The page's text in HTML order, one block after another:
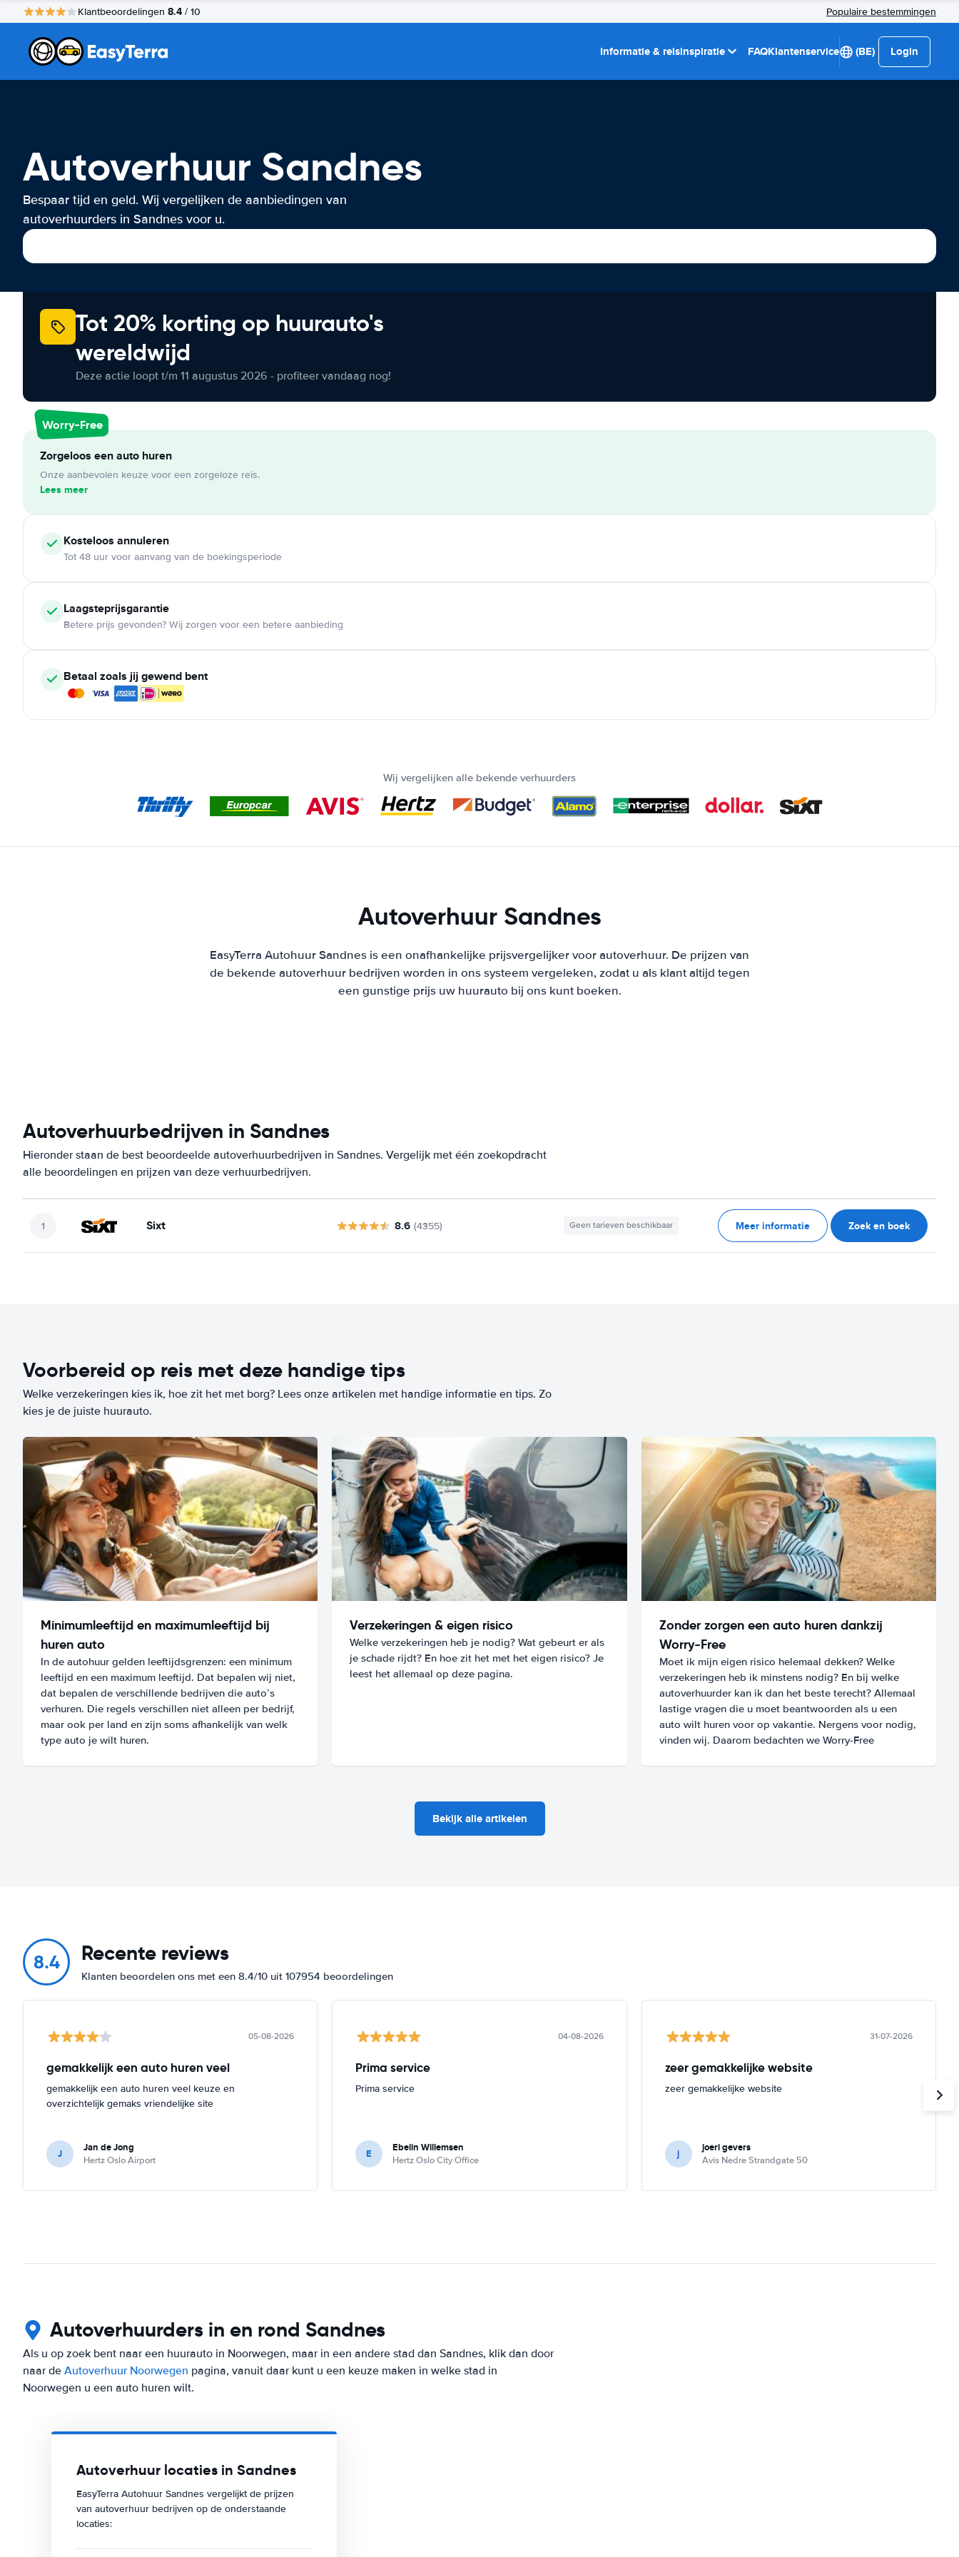
Klantbeoordelingen 8.4 / 10 Populaire bestemmingen
Informatie & reisinspiratie FAQKlantenservice (BE) Login
Autoverhuur Sandnes
Bespaar tijd en geld. Wij vergelijken de aanbiedingen van
autoverhuurders in Sandnes voor u.
Tot 20% korting op huurauto's
wereldwijd
Deze actie loopt t/m 11 augustus 2026 - profiteer vandaag nog!
Worry-Free
Zorgeloos een auto huren
Onze aanbevolen keuze voor een zorgeloze reis.
Lees meer
Kosteloos annuleren
Tot 48 uur voor aanvang van de boekingsperiode
Laagsteprijsgarantie
Betere prijs gevonden? Wij zorgen voor een betere aanbieding
Betaal zoals jij gewend bent
Wij vergelijken alle bekende verhuurders
Autoverhuur Sandnes
EasyTerra Autohuur Sandnes is een onafhankelijke prijsvergelijker voor autoverhuur. De prijzen van
de bekende autoverhuur bedrijven worden in ons systeem vergeleken, zodat u als klant altijd tegen
een gunstige prijs uw huurauto bij ons kunt boeken.
Autoverhuurbedrijven in Sandnes
Hieronder staan de best beoordeelde autoverhuurbedrijven in Sandnes. Vergelijk met één zoekopdracht
alle beoordelingen en prijzen van deze verhuurbedrijven.
Sixt 8.6 (4355) Geen tarieven beschikbaar Meer informatie Zoek en boek
Voorbereid op reis met deze handige tips
Welke verzekeringen kies ik, hoe zit het met borg? Lees onze artikelen met handige informatie en tips. Zo
kies je de juiste huurauto.
Minimumleeftijd en maximumleeftijd bij
huren auto
In de autohuur gelden leeftijdsgrenzen: een minimum
leeftijd en een maximum leeftijd. Dat bepalen wij niet,
dat bepalen de verschillende bedrijven die auto’s
verhuren. Die regels verschillen niet alleen per bedrijf,
maar ook per land en zijn soms afhankelijk van welk
type auto je wilt huren.
Verzekeringen & eigen risico
Welke verzekeringen heb je nodig? Wat gebeurt er als
je schade rijdt? En hoe zit het met het eigen risico? Je
leest het allemaal op deze pagina.
Zonder zorgen een auto huren dankzij
Worry-Free
Moet ik mijn eigen risico helemaal dekken? Welke
verzekeringen heb ik minstens nodig? En bij welke
autoverhuurder kan ik dan het beste terecht? Allemaal
lastige vragen die u moet beantwoorden als u een
auto wilt huren voor op vakantie. Nergens voor nodig,
vinden wij. Daarom bedachten we Worry-Free
Bekijk alle artikelen
8.4 Recente reviews
Klanten beoordelen ons met een 8.4/10 uit 107954 beoordelingen
05-08-2026
gemakkelijk een auto huren veel
gemakkelijk een auto huren veel keuze en
overzichtelijk gemaks vriendelijke site
J Jan de Jong
Hertz Oslo Airport
04-08-2026
Prima service
Prima service
E Ebelin Willemsen
Hertz Oslo City Office
31-07-2026
zeer gemakkelijke website
zeer gemakkelijke website
j joeri gevers
Avis Nedre Strandgate 50
Autoverhuurders in en rond Sandnes
Als u op zoek bent naar een huurauto in Noorwegen, maar in een andere stad dan Sandnes, klik dan door
naar de Autoverhuur Noorwegen pagina, vanuit daar kunt u een keuze maken in welke stad in
Noorwegen u een auto huren wilt.
Autoverhuur locaties in Sandnes
EasyTerra Autohuur Sandnes vergelijkt de prijzen
van autoverhuur bedrijven op de onderstaande
locaties: